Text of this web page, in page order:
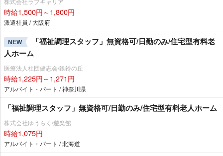
時給1,500円～1,800円
派遣社員 / 大阪府
NEW
「福祉調理スタッフ」無資格可/日勤のみ/住宅型有料老
人ホーム
医療法人社団健志会/銀鈴の丘
時給1,225円～1,271円
アルバイト・パート / 神奈川県
「福祉調理スタッフ」無資格可/日勤のみ/住宅型有料老人ホーム
株式会社ゆうらく/遊楽館
時給1,075円
アルバイト・パート / 北海道